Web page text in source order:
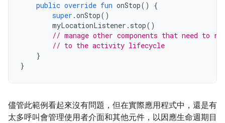
public override fun onStop()
{
super .onStop()
myLocationListener . stop()
// manage other components that need to
// to the activity lifecycle
}
}
儘管此範例看起來沒有問題，但在實際應用程式中，還是有
太多呼叫會管理使用者介面和其他元件，以因應生命週期目